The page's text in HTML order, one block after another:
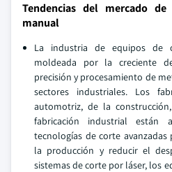
Tendencias del mercado
manual
La industria de equipos de
moldeada por la creciente
precisión y procesamiento de
sectores industriales. Los
automotriz, de la
fabricación industrial están
tecnologías de corte
la producción y reducir el
sistemas de corte por láser, los